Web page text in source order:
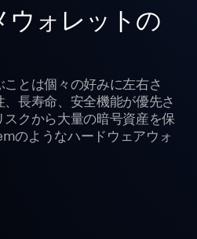
ウォレットの
とは個々の好みに左右さ
長寿命、安全機能が優先さ
クから大量の暗号資産を保
のようなハードウェアウォ